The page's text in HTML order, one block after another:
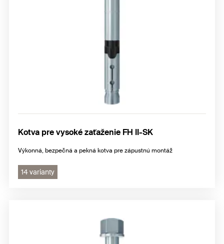
Kotva pre vysoké zaťaženie FH II-SK
Výkonná, bezpečná a pekná kotva pre zápustnú montáž
14 varianty